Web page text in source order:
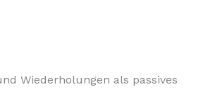
Wiederholungen als passives